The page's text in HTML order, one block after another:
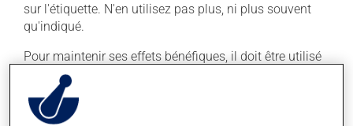
sur l'étiquette. N'en utilisez pas plus, ni plus souvent
qu'indiqué.
Pour maintenir ses effets bénéfiques, il doit être utilisé
de façon régulière et continue. Assurez-vous de ne
jamais en manquer. L'utilisation de ce médicament
peut entraîner une irritation de la gorge et de la toux.